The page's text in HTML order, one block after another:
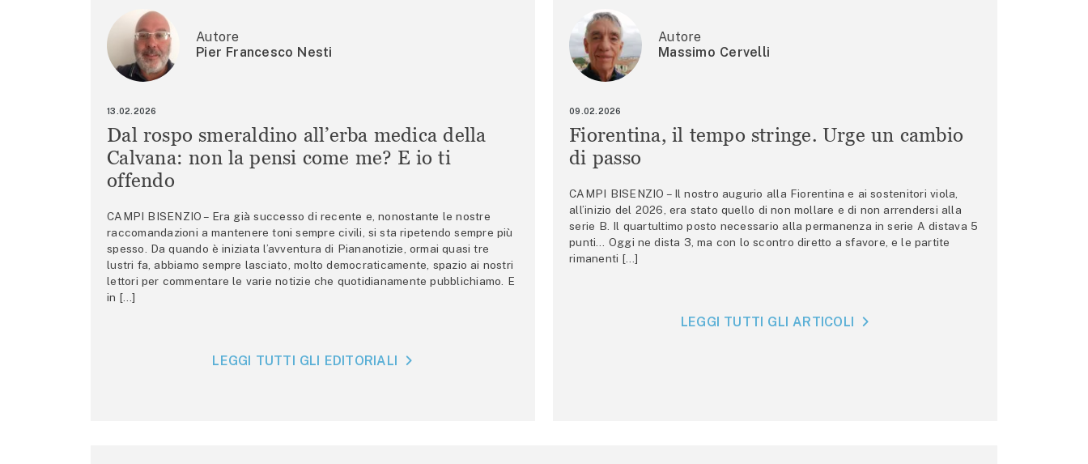
Autore
Pier Francesco Nesti
13.02.2026
Dal rospo smeraldino all’erba medica della
Calvana: non la pensi come me? E io ti
offendo
CAMPI BISENZIO – Era già successo di recente e, nonostante le nostre
raccomandazioni a mantenere toni sempre civili, si sta ripetendo sempre più
spesso. Da quando è iniziata l’avventura di Piananotizie, ormai quasi tre
lustri fa, abbiamo sempre lasciato, molto democraticamente, spazio ai nostri
lettori per commentare le varie notizie che quotidianamente pubblichiamo. E
in […]
LEGGI TUTTI GLI EDITORIALI
Autore
Massimo Cervelli
09.02.2026
Fiorentina, il tempo stringe. Urge un cambio
di passo
CAMPI BISENZIO – Il nostro augurio alla Fiorentina e ai sostenitori viola,
all’inizio del 2026, era stato quello di non mollare e di non arrendersi alla
serie B. Il quartultimo posto necessario alla permanenza in serie A distava 5
punti… Oggi ne dista 3, ma con lo scontro diretto a sfavore, e le partite
rimanenti […]
LEGGI TUTTI GLI ARTICOLI